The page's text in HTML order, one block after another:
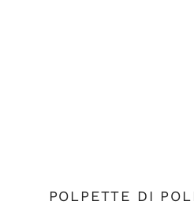
POLPETTE DI